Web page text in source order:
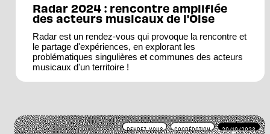
Radar 2024 : rencontre amplifiée
des acteurs musicaux de l'Oise
Radar est un rendez-vous qui provoque la rencontre et
le partage d'expériences, en explorant les
problématiques singulières et communes des acteurs
musicaux d'un territoire !
RENDEZ-VOUS COOPÉRATION 20/10/2023